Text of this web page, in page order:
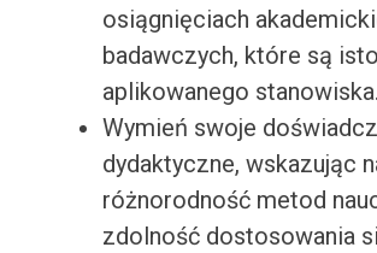
osiągnięciach
badawczych, które są
aplikowanego stanowiska.
Wymień swoje
dydaktyczne, wskazując
różnorodność metod
zdolność dostosowania